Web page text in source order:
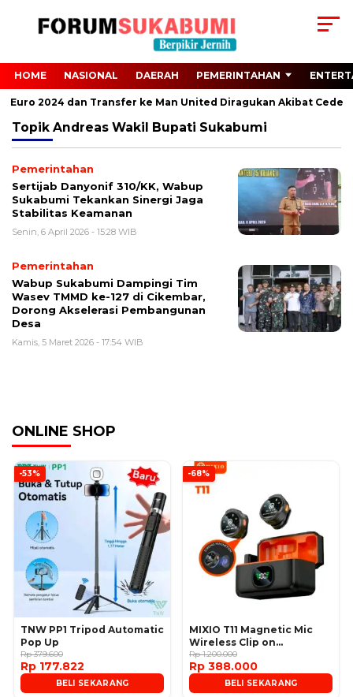
HOME NASIONAL DAERAH PEMERINTAHAN
2024 dan Transfer ke Man United Diragukan Akibat Cedera
Topik Andreas Wakil Bupati Sukabumi
Pemerintahan
Sertijab Danyonif 310/KK, Wabup
Sukabumi Tekankan Sinergi Jaga
Stabilitas Keamanan
Senin, 6 April 2026 - 15:28 WIB
Pemerintahan
Wabup Sukabumi Dampingi Tim
Wasev TMMD ke-127 di Cikembar,
Dorong Akselerasi Pembangunan
Desa
Kamis, 5 Maret 2026 - 17:54 WIB
ONLINE SHOP
-53%
TNW PP1 Tripod Automatic
Pop Up
Rp 379.600
Rp 177.822
BELI SEKARANG
-68%
MIXIO T11 Magnetic Mic
Wireless Clip on
Microphone
Rp 1.200.000
Rp 388.000
BELI SEKARANG